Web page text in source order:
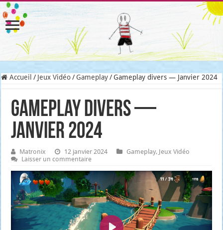
Accueil / Jeux Vidéo / Gameplay / Gameplay divers — Janvier 2024
Gameplay divers —
Janvier 2024
Matronix 12 janvier 2024 Gameplay, Jeux Vidéo
Laisser un commentaire